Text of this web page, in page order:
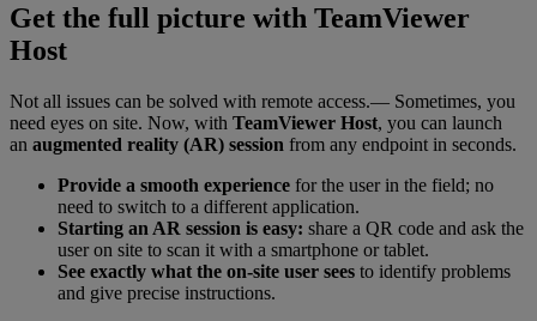
Get the full picture with TeamViewer
Host
Not all issues can be solved with remote access.— Sometimes, you
need eyes on site. Now, with TeamViewer Host, you can launch
an augmented reality (AR) session from any endpoint in seconds.
Provide a smooth experience for the user in the field; no
need to switch to a different application.
Starting an AR session is easy: share a QR code and ask the
user on site to scan it with a smartphone or tablet.
See exactly what the on-site user sees to identify problems
and give precise instructions.